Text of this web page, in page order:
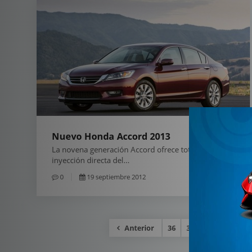
Nuevo Honda Accord 2013
La novena generación Accord ofrece totalmente una
inyección directa del...
0 19 septiembre 2012
Anterior 36 37